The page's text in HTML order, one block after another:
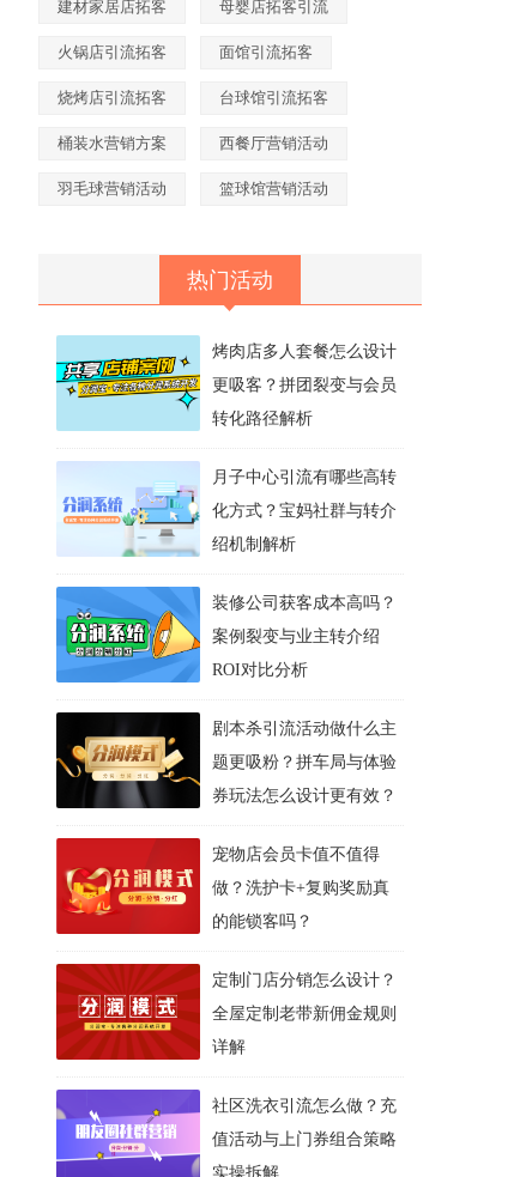
建材家居店拓客 母婴店拓客引流
火锅店引流拓客 面馆引流拓客
烧烤店引流拓客 台球馆引流拓客
桶装水营销方案 西餐厅营销活动
羽毛球营销活动 篮球馆营销活动
热门活动
烤肉店多人套餐怎么设计
更吸客？拼团裂变与会员
转化路径解析
月子中心引流有哪些高转
化方式？宝妈社群与转介
绍机制解析
装修公司获客成本高吗？
案例裂变与业主转介绍
ROI对比分析
剧本杀引流活动做什么主
题更吸粉？拼车局与体验
券玩法怎么设计更有效？
宠物店会员卡值不值得
做？洗护卡+复购奖励真
的能锁客吗？
定制门店分销怎么设计？
全屋定制老带新佣金规则
详解
社区洗衣引流怎么做？充
值活动与上门券组合策略
实操拆解